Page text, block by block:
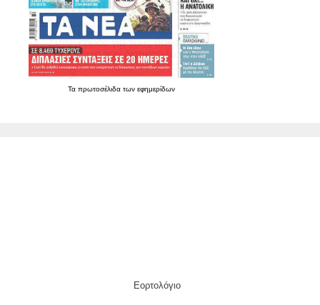
Τα πρωτοσέλιδα των εφημερίδων
Εορτολόγιο